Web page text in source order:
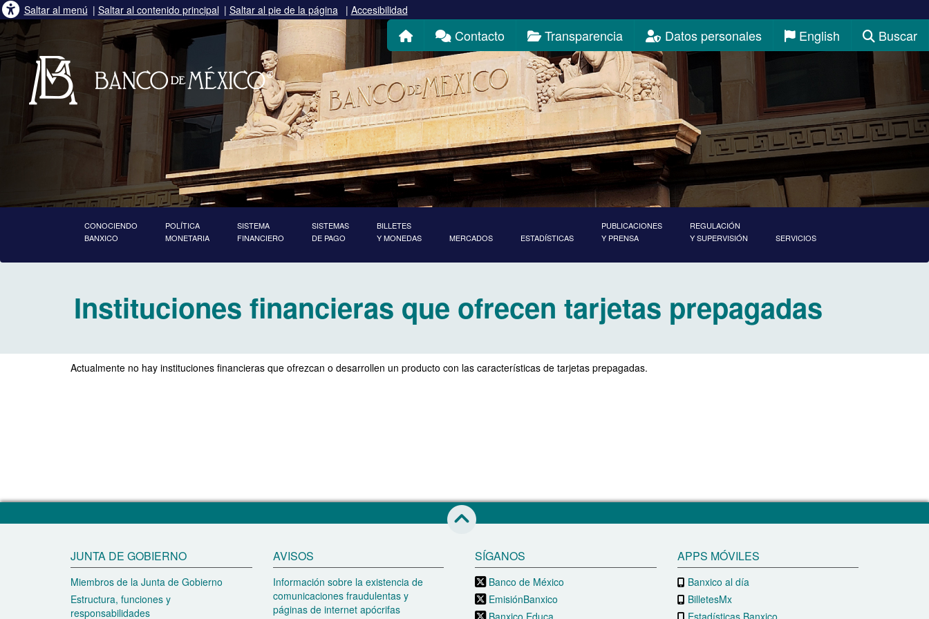
Saltar al menú | Saltar al contenido principal | Saltar al pie de la página | Accesibilidad
Inicio Contacto Transparencia Datos personales English Buscar
CONOCIENDO
BANXICO
POLÍTICA
MONETARIA
SISTEMA
FINANCIERO
SISTEMAS
DE PAGO
BILLETES
Y MONEDAS
MERCADOS ESTADÍSTICAS
PUBLICACIONES
Y PRENSA
REGULACIÓN
Y SUPERVISIÓN
SERVICIOS
Instituciones financieras que ofrecen tarjetas prepagadas
Actualmente no hay instituciones financieras que ofrezcan o desarrollen un producto con las características de tarjetas prepagadas.
JUNTA DE GOBIERNO
Miembros de la Junta de Gobierno
Estructura, funciones y
responsabilidades
AVISOS
Información sobre la existencia de
comunicaciones fraudulentas y
páginas de internet apócrifas
SÍGANOS
Banco de México
EmisiónBanxico
Banxico Educa
APPS MÓVILES
Banxico al día
BilletesMx
Estadísticas Banxico